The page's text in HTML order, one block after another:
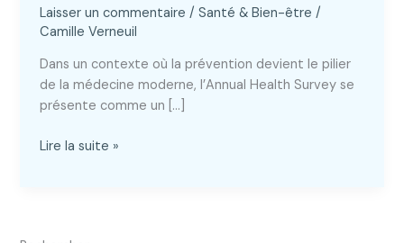
Laisser un commentaire /Santé & Bien-être /
Camille Verneuil
Dans un contexte où la prévention devient le pilier
de la médecine moderne, l’Annual Health Survey se
présente comme un […]
Pourquoi
Lire la suite »